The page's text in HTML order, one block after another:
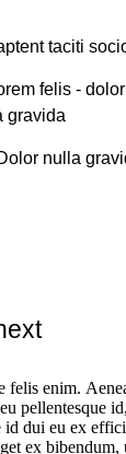
taciti
felis -
gravida
nulla
felis enim.
pellentesque
id dui eu ex
ex bibendum,